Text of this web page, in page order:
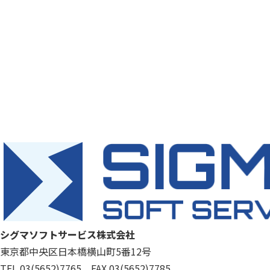
シグマソフトサービス株式会社
東京都中央区日本橋横山町5番12号